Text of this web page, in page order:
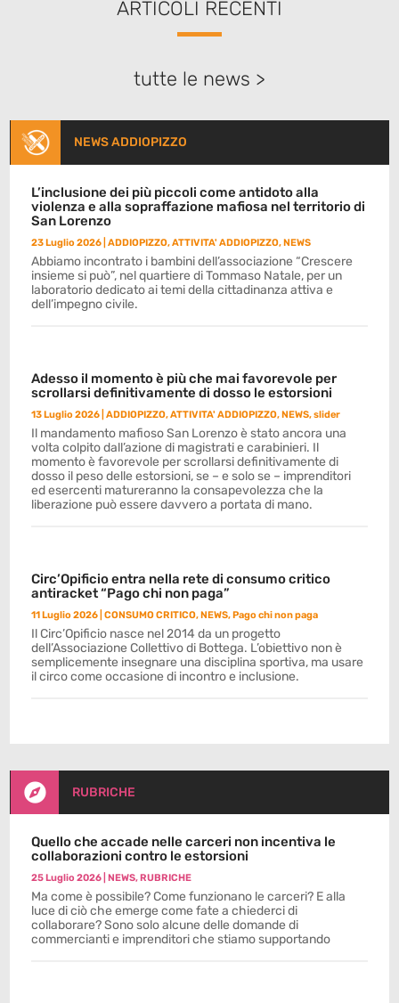
ARTICOLI RECENTI
tutte le news >
NEWS ADDIOPIZZO
L’inclusione dei più piccoli come antidoto alla
violenza e alla sopraffazione mafiosa nel territorio di
San Lorenzo
23 Luglio 2026 |ADDIOPIZZO,ATTIVITA' ADDIOPIZZO,NEWS
Abbiamo incontrato i bambini dell’associazione “Crescere
insieme si può”, nel quartiere di Tommaso Natale, per un
laboratorio dedicato ai temi della cittadinanza attiva e
dell’impegno civile.
Adesso il momento è più che mai favorevole per
scrollarsi definitivamente di dosso le estorsioni
13 Luglio 2026 |ADDIOPIZZO,ATTIVITA' ADDIOPIZZO,NEWS,slider
Il mandamento mafioso San Lorenzo è stato ancora una
volta colpito dall’azione di magistrati e carabinieri. Il
momento è favorevole per scrollarsi definitivamente di
dosso il peso delle estorsioni, se – e solo se – imprenditori
ed esercenti matureranno la consapevolezza che la
liberazione può essere davvero a portata di mano.
Circ’Opificio entra nella rete di consumo critico
antiracket “Pago chi non paga”
11 Luglio 2026 |CONSUMO CRITICO,NEWS,Pago chi non paga
Il Circ’Opificio nasce nel 2014 da un progetto
dell’Associazione Collettivo di Bottega. L’obiettivo non è
semplicemente insegnare una disciplina sportiva, ma usare
il circo come occasione di incontro e inclusione.
 RUBRICHE
Quello che accade nelle carceri non incentiva le
collaborazioni contro le estorsioni
25 Luglio 2026 |NEWS,RUBRICHE
Ma come è possibile? Come funzionano le carceri? E alla
luce di ciò che emerge come fate a chiederci di
collaborare? Sono solo alcune delle domande di
commercianti e imprenditori che stiamo supportando